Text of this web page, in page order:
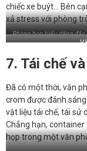
chiếc xe buýt… Bên
xả stress với phòng
Phòng họp kiểu dáng
trong những văn phòng
7. Tái chế
Đã có một thời, văn
crom được đánh
vật liệu tái chế, tái sử
Chẳng hạn,
họp trong một văn